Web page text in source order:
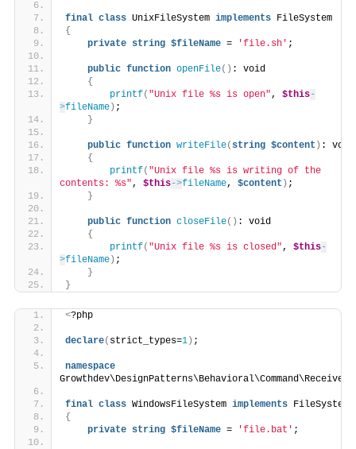
final class UnixFileSystem implements FileSystem
{
private string $fileName = 'file.sh' ;
public function openFile() : void
{
printf( "Unix file %s is open", $this-
>fileName) ;
}
public function writeFile( string $content ) : void
{
printf( "Unix file %s is writing of the
contents: %s", $this->fileName, $content ) ;
}
public function closeFile() : void
{
printf( "Unix file %s is closed", $this-
>fileName) ;
}
}
<?php
declare( strict_types=1) ;
namespace
Growthdev\DesignPatterns\Behavioral\Command\Receiver;
final class WindowsFileSystem implements FileSystem
{
private string $fileName = 'file.bat' ;